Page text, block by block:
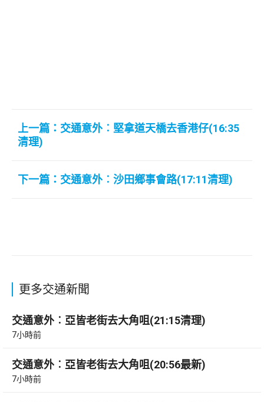
上一篇：交通意外︰堅拿道天橋去香港仔(16:35
清理)
下一篇：交通意外︰沙田鄉事會路(17:11清理)
更多交通新聞
交通意外︰亞皆老街去大角咀(21:15清理)
7小時前
交通意外︰亞皆老街去大角咀(20:56最新)
7小時前